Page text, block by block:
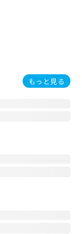
もっと見る